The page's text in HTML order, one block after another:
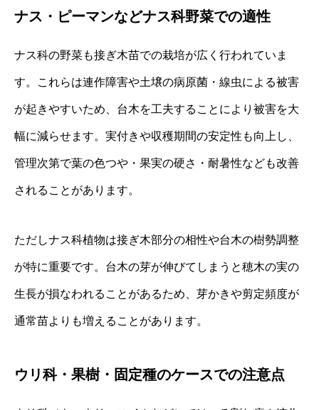
ナス・ピーマンなどナス科野菜での適性
ナス科の野菜も接ぎ木苗での栽培が広く行われていま
す。これらは連作障害や土壌の病原菌・線虫による被害
が起きやすいため、台木を工夫することにより被害を大
幅に減らせます。実付きや収穫期間の安定性も向上し、
管理次第で葉の色つや・果実の硬さ・耐暑性なども改善
されることがあります。
ただしナス科植物は接ぎ木部分の相性や台木の樹勢調整
が特に重要です。台木の芽が伸びてしまうと穂木の実の
生長が損なわれることがあるため、芽かきや剪定頻度が
通常苗よりも増えることがあります。
ウリ科・果樹・固定種のケースでの注意点